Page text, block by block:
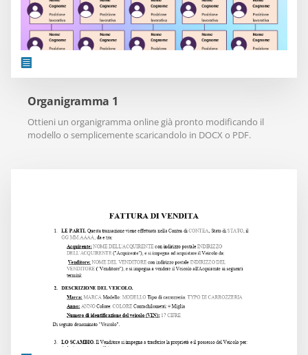
Organigramma 1
Ottieni un organigramma online già pronto modificando il
modello o semplicemente scaricandolo in DOCX o PDF.